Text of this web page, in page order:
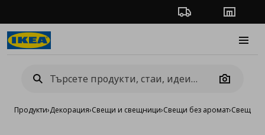
Проследяване на
Camera
Продукти›Декорация›Свещи и свещници›Свещи без аромат›Свещ